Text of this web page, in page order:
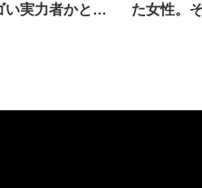
い実力者かと思
た女性。